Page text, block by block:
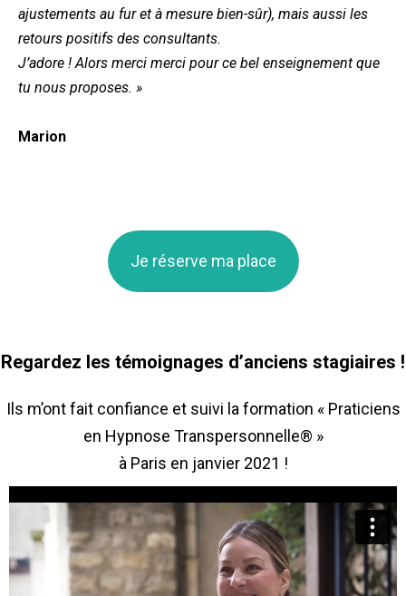
ajustements au fur et à mesure bien-sûr), mais aussi les
retours positifs des consultants.
J’adore ! Alors merci merci pour ce bel enseignement que
tu nous proposes. »
Marion
Je réserve ma place
Regardez les témoignages d’anciens stagiaires !
Ils m’ont fait confiance et suivi la formation « Praticiens
en Hypnose Transpersonnelle® »
à Paris en janvier 2021 !